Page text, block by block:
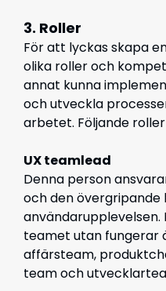
3. Roller
För att lyckas skapa
olika roller och
annat kunna
och utveckla
arbetet. Följande
UX teamlead
Denna person
och den
användarupplevelsen.
teamet utan fungerar
affärsteam,
team och